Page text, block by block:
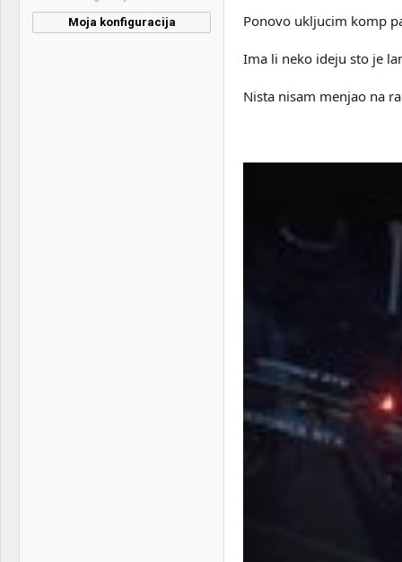
Moja konfiguracija
Gigabyte z590 gaming x
Kingston A400 SATA SSD
Logitech PRO X Wireless
Ponovo ukljucim komp
Ima li neko ideju sto je
Nista nisam menjao na